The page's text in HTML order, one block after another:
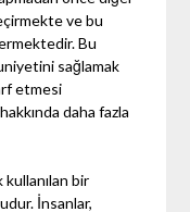
ve bu
Bu
sağlamak
etmesi
daha fazla
bir
İnsanlar,